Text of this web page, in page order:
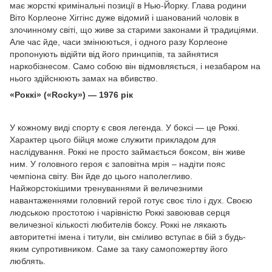
має жорсткі кримінальні позиції в Нью-Йорку. Глава родини
Віто Корлеоне Хіггінс дуже відомий і шанований чоловік в
злочинному світі, що живе за старими законами й традиціями.
Але час йде, часи змінюються, і одного разу Корлеоне
пропонують відійти від його принципів, та зайнятися
наркобізнесом. Само собою він відмовляється, і незабаром на
нього здійснюють замах на вбивство.
«Роккі» («Rocky») — 1976 рік
У кожному виді спорту є своя легенда. У боксі — це Роккі.
Характер цього бійця може служити прикладом для
наслідування. Роккі не просто займається боксом, він живе
ним. У головного героя є заповітна мрія – надіти пояс
чемпіона світу. Він йде до цього наполегливо.
Найжорстокішими тренуваннями й величезними
навантаженнями головний герой готує своє тіло і дух. Своєю
людською простотою і чарівністю Роккі завоював серця
величезної кількості любителів боксу. Роккі не лякають
авторитетні імена і титули, він сміливо вступає в бій з будь-
яким супротивником. Саме за таку самопожертву його
люблять.